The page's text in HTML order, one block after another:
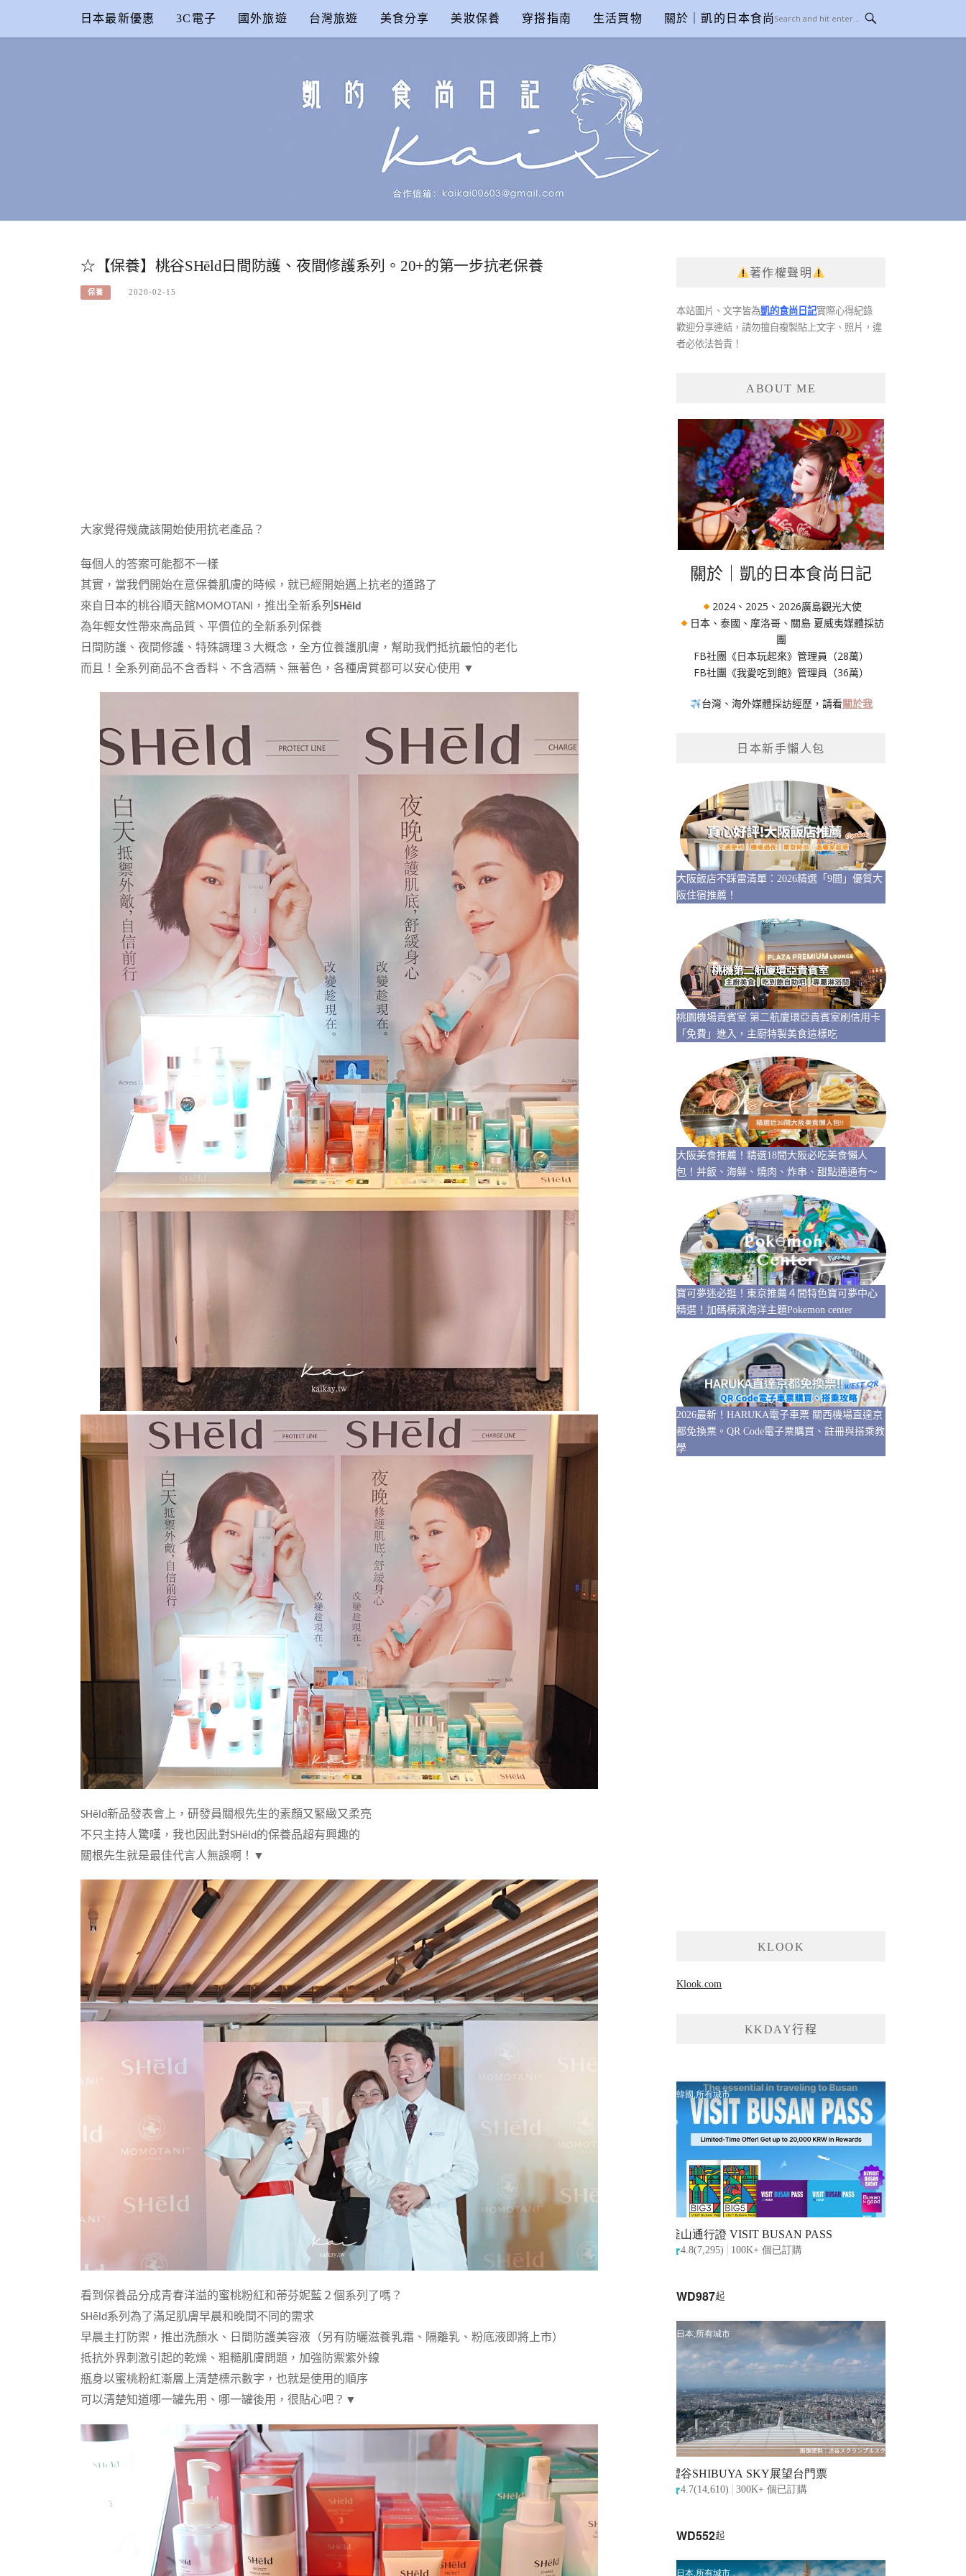
content
日本最新優惠 3C電子 國外旅遊 台灣旅遊 美食分享 美妝保養 穿搭指南 生活買物 關於｜凱的日本食尚日記
☆【保養】桃谷SHēld日間防護、夜間修護系列。20+的第一步抗老保養
保養 2020-02-15
大家覺得幾歲該開始使用抗老產品？
每個人的答案可能都不一樣
其實，當我們開始在意保養肌膚的時候，就已經開始邁上抗老的道路了
來自日本的桃谷順天館MOMOTANI，推出全新系列 SHēld
為年輕女性帶來高品質、平價位的全新系列保養
日間防護、夜間修護、特殊調理３大概念，全方位養護肌膚， 幫助我們抵抗最怕的老化
而且！全系列商品不含香料、不含酒精、無著色，各種膚質都可以安心使用 ▼
SHēld新品發表會上，研發員關根先生的素顏又緊緻又柔亮
不只主持人驚嘆，我也因此對SHēld的保養品超有興趣的
關根先生就是最佳代言人無誤啊！▼
看到保養品分成青春洋溢的蜜桃粉紅和蒂芬妮藍２個系列了嗎？
SHēld系列為了滿足肌膚早晨和晚間不同的需求
早晨主打防禦，推出洗顏水、日間防護美容液（另有防曬滋養乳霜、隔離乳、粉底液即將上市）
抵抗外界刺激引起的乾燥、粗糙肌膚問題，加強防禦紫外線
瓶身以蜜桃粉紅漸層上清楚標示數字，也就是使用的順序
可以清楚知道哪一罐先用、哪一罐後用，很貼心吧？▼
著作權聲明
本站圖片、文字皆為凱的食尚日記實際心得紀錄
歡迎分享連結，請勿擅自複製貼上文字、照片，違
者必依法咎責！
ABOUT ME
關於｜凱的日本食尚日記
2024、2025、2026廣島觀光大使
日本、泰國、摩洛哥、關島 夏威夷媒體採訪
團
FB社團《日本玩起來》管理員（28萬）
FB社團《我愛吃到飽》管理員（36萬）
台灣、海外媒體採訪經歷，請看關於我
日本新手懶人包
大阪飯店不踩雷清單：2026精選「9間」優質大
阪住宿推薦！
桃園機場貴賓室 第二航廈環亞貴賓室刷信用卡
「免費」進入，主廚特製美食這樣吃
大阪美食推薦！精選18間大阪必吃美食懶人
包！丼飯、海鮮、燒肉、炸串、甜點通通有～
寶可夢迷必逛！東京推薦４間特色寶可夢中心
精選！加碼橫濱海洋主題Pokemon center
2026最新！HARUKA電子車票 關西機場直達京
都免換票。QR Code電子票購買、註冊與搭乘教
學
KLOOK
Klook.com
KKDAY行程